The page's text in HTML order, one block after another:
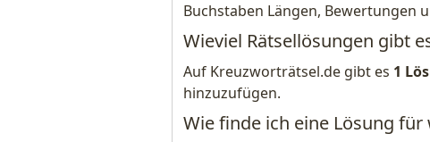
Buchstaben Längen, Bewertungen
Wieviel Rätsellösungen gibt
Auf Kreuzworträtsel.de gibt es 1
hinzuzufügen.
Wie finde ich eine Lösung